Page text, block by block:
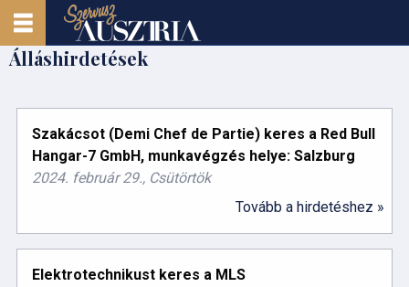
Álláshirdetések
Szakácsot (Demi Chef de Partie) keres a Red Bull
Hangar-7 GmbH, munkavégzés helye: Salzburg
2024. február 29., Csütörtök
Tovább a hirdetéshez »
Elektrotechnikust keres a MLS